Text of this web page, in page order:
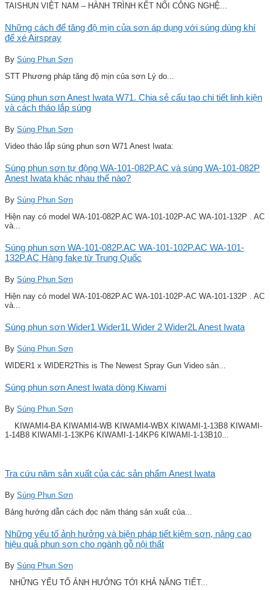
TAISHUN VIỆT NAM – HÀNH TRÌNH KẾT NỐI CÔNG NGHỆ...
Những cách để tăng độ mịn của sơn áp dụng với súng dùng khí
để xé Airspray
By Súng Phun Sơn
STT Phương pháp tăng độ mịn của sơn Lý do...
Súng phun sơn Anest Iwata W71. Chia sẻ cấu tạo chi tiết linh kiện
và cách tháo lắp súng
By Súng Phun Sơn
Video tháo lắp súng phun sơn W71 Anest Iwata:
Súng phun sơn tự động WA-101-082P.AC và súng WA-101-082P
Anest Iwata khác nhau thế nào?
By Súng Phun Sơn
Hiện nay có model WA-101-082P.AC WA-101-102P-AC WA-101-132P . AC
và...
Súng phun sơn WA-101-082P.AC WA-101-102P.AC WA-101-
132P.AC Hàng fake từ Trung Quốc
By Súng Phun Sơn
Hiện nay có model WA-101-082P.AC WA-101-102P-AC WA-101-132P . AC
và...
Súng phun sơn Wider1 Wider1L Wider 2 Wider2L Anest Iwata
By Súng Phun Sơn
WIDER1 x WIDER2This is The Newest Spray Gun Video sản...
Súng phun sơn Anest Iwata dòng Kiwami
By Súng Phun Sơn
KIWAMI4-BA KIWAMI4-WB KIWAMI4-WBX KIWAMI-1-13B8 KIWAMI-
1-14B8 KIWAMI-1-13KP6 KIWAMI-1-14KP6 KIWAMI-1-13B10...
Tra cứu năm sản xuất của các sản phẩm Anest Iwata
By Súng Phun Sơn
Bảng hướng dẫn cách đọc năm tháng sản xuất của...
Những yếu tố ảnh hưởng và biện pháp tiết kiệm sơn, nâng cao
hiệu quả phun sơn cho ngành gỗ nội thất
By Súng Phun Sơn
NHỮNG YẾU TỐ ẢNH HƯỞNG TỚI KHẢ NĂNG TIẾT...